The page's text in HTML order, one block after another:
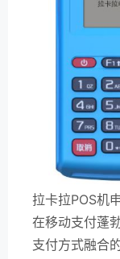
拉卡拉POS机
在移动支付蓬
支付方式融合